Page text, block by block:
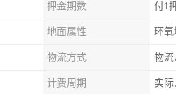
押金期数 付1
地面属性 环氧
物流方式 物流
计费周期 实际